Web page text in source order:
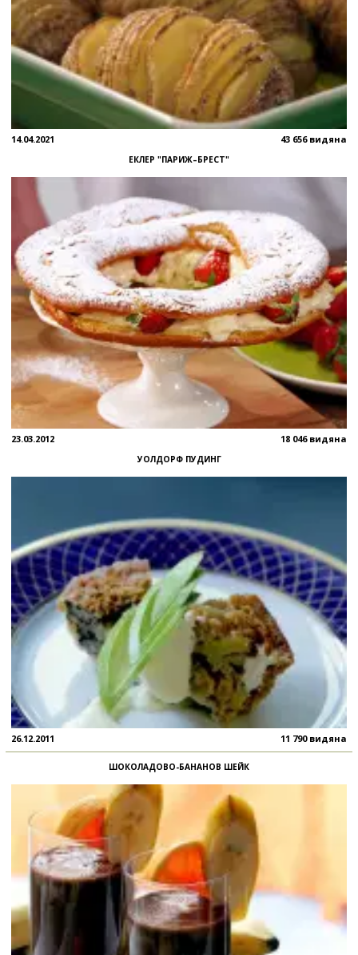
14.04.2021 43 656 видяна
ЕКЛЕР "ПАРИЖ–БРЕСТ"
23.03.2012 18 046 видяна
УОЛДОРФ ПУДИНГ
26.12.2011 11 790 видяна
ШОКОЛАДОВО-БАНАНОВ ШЕЙК